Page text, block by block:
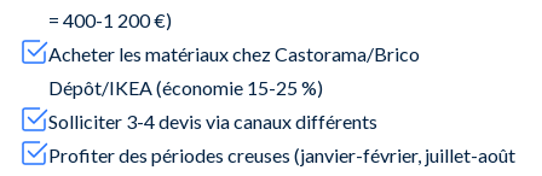
= 400-1 200 €)
Acheter les matériaux chez Castorama/Brico
Dépôt/IKEA (économie 15-25 %)
Solliciter 3-4 devis via canaux différents
Profiter des périodes creuses (janvier-février, juillet-août